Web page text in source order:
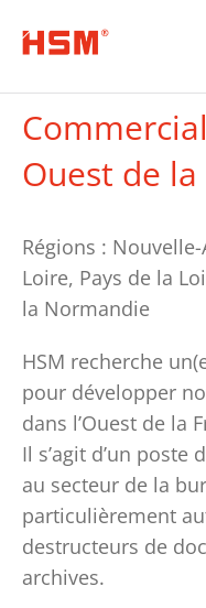
Ouest de la
Régions :
Loire, Pays de la
la Normandie
HSM recherche
pour développer
dans l’Ouest de la
Il s’agit d’un
au secteur de la
particulièrement
destructeurs de
archives.